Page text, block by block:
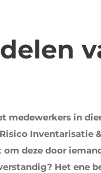
medewerkers in
Inventarisatie
deze door
Het ene